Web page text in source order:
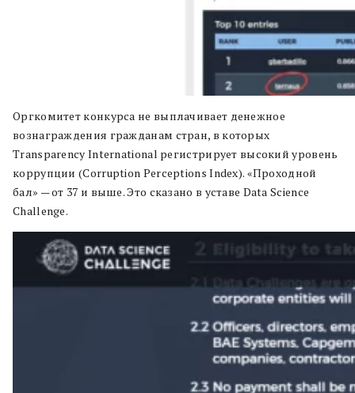
Оргкомитет конкурса не выплачивает денежное
вознаграждения гражданам стран, в которых
Transparency International регистрирует высокий уровень
коррупции (Corruption Perceptions Index). «Проходной
бал» — от 37 и выше. Это сказано в уставе Data Science
Challenge.